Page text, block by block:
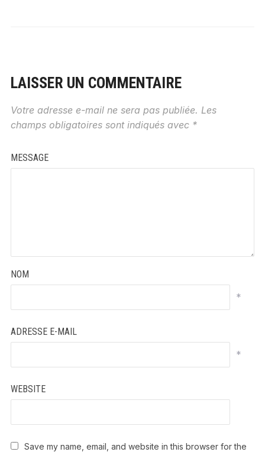
LAISSER UN COMMENTAIRE
Votre adresse e-mail ne sera pas publiée. Les
champs obligatoires sont indiqués avec *
MESSAGE
NOM
*
ADRESSE E-MAIL
*
WEBSITE
Save my name, email, and website in this browser for the